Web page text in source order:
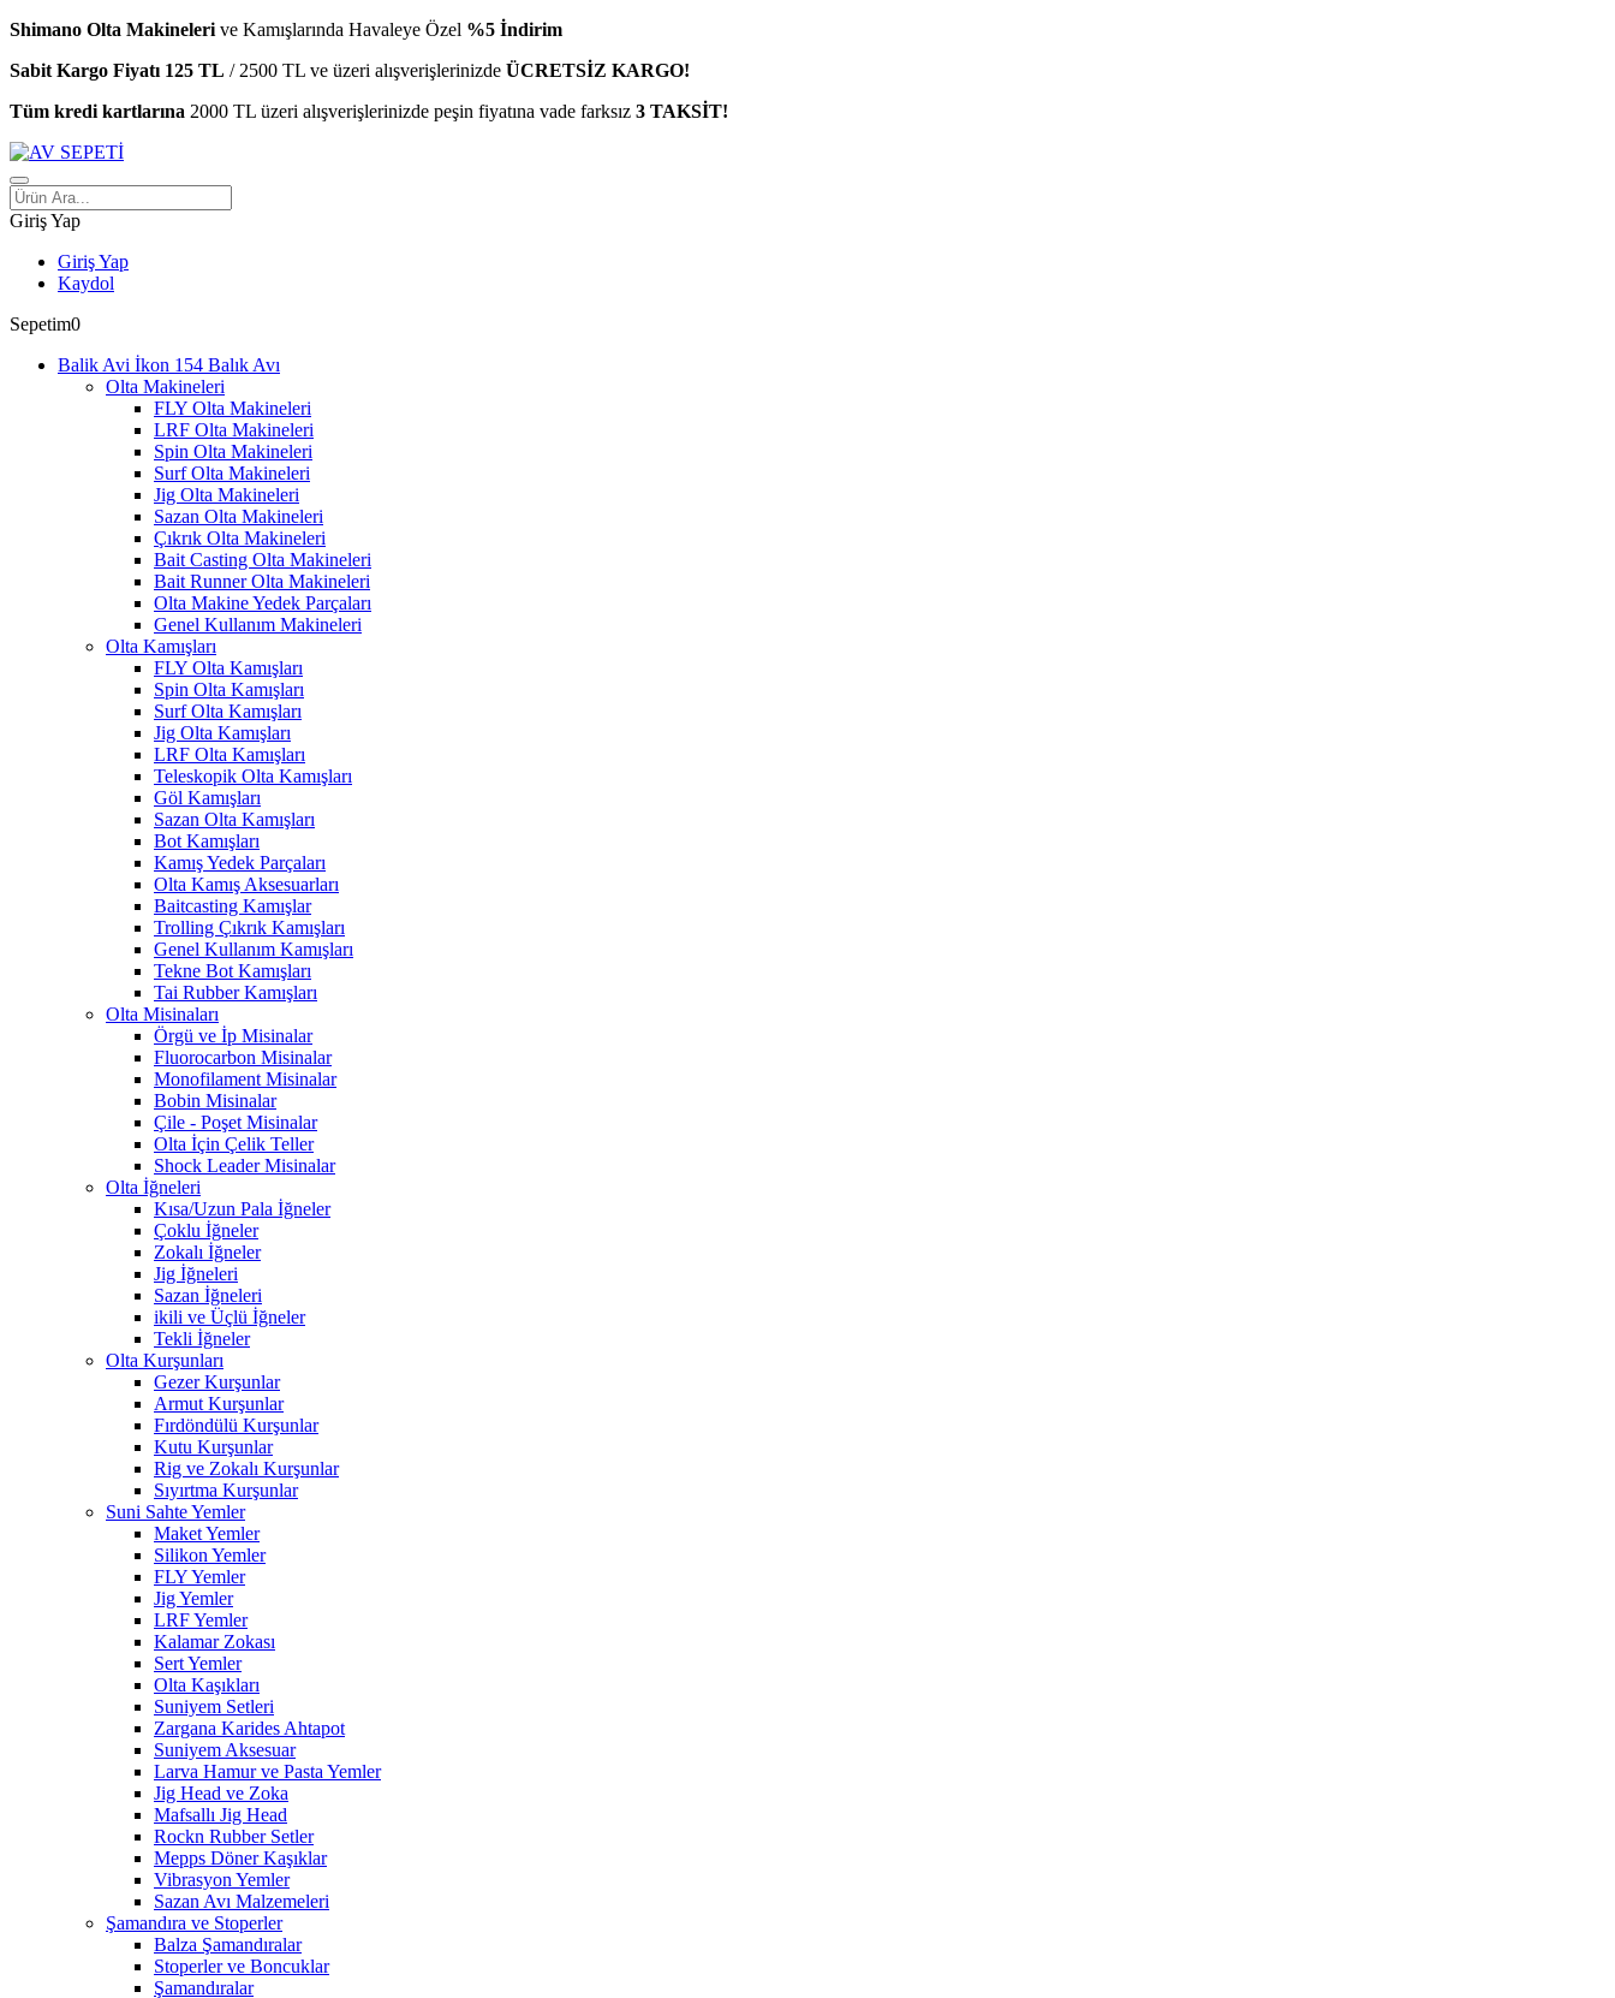
Shimano Olta Makineleri ve Kamışlarında Havaleye Özel %5 İndirim
Sabit Kargo Fiyatı 125 TL / 2500 TL ve üzeri alışverişlerinizde ÜCRETSİZ KARGO!
Tüm kredi kartlarına 2000 TL üzeri alışverişlerinizde peşin fiyatına vade farksız 3 TAKSİT!
Giriş Yap
Giriş Yap
Kaydol
Sepetim0
Balık Avı
Olta Makineleri
FLY Olta Makineleri
LRF Olta Makineleri
Spin Olta Makineleri
Surf Olta Makineleri
Jig Olta Makineleri
Sazan Olta Makineleri
Çıkrık Olta Makineleri
Bait Casting Olta Makineleri
Bait Runner Olta Makineleri
Olta Makine Yedek Parçaları
Genel Kullanım Makineleri
Olta Kamışları
FLY Olta Kamışları
Spin Olta Kamışları
Surf Olta Kamışları
Jig Olta Kamışları
LRF Olta Kamışları
Teleskopik Olta Kamışları
Göl Kamışları
Sazan Olta Kamışları
Bot Kamışları
Kamış Yedek Parçaları
Olta Kamış Aksesuarları
Baitcasting Kamışlar
Trolling Çıkrık Kamışları
Genel Kullanım Kamışları
Tekne Bot Kamışları
Tai Rubber Kamışları
Olta Misinaları
Örgü ve İp Misinalar
Fluorocarbon Misinalar
Monofilament Misinalar
Bobin Misinalar
Çile - Poşet Misinalar
Olta İçin Çelik Teller
Shock Leader Misinalar
Olta İğneleri
Kısa/Uzun Pala İğneler
Çoklu İğneler
Zokalı İğneler
Jig İğneleri
Sazan İğneleri
ikili ve Üçlü İğneler
Tekli İğneler
Olta Kurşunları
Gezer Kurşunlar
Armut Kurşunlar
Fırdöndülü Kurşunlar
Kutu Kurşunlar
Rig ve Zokalı Kurşunlar
Sıyırtma Kurşunlar
Suni Sahte Yemler
Maket Yemler
Silikon Yemler
FLY Yemler
Jig Yemler
LRF Yemler
Kalamar Zokası
Sert Yemler
Olta Kaşıkları
Suniyem Setleri
Zargana Karides Ahtapot
Suniyem Aksesuar
Larva Hamur ve Pasta Yemler
Jig Head ve Zoka
Mafsallı Jig Head
Rockn Rubber Setler
Mepps Döner Kaşıklar
Vibrasyon Yemler
Sazan Avı Malzemeleri
Şamandıra ve Stoperler
Balza Şamandıralar
Stoperler ve Boncuklar
Şamandıralar